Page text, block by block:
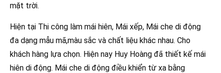
mặt trời.
Hiện tại Thi công làm mái hiên, Mái xếp, Mái che di động
đa dạng mẫu mã,màu sắc và chất liệu khác nhau. Cho
khách hàng lựa chọn. Hiện nay Huy Hoàng đã thiết kế mái
hiên di động. Mái che di động điều khiển từ xa bằng